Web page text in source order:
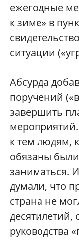
ежегодные
к зиме» в
ситуации
Абсурда
поручений
завершить
к тем людям,
обязаны
заниматься.
думали, что
страна не
руководства